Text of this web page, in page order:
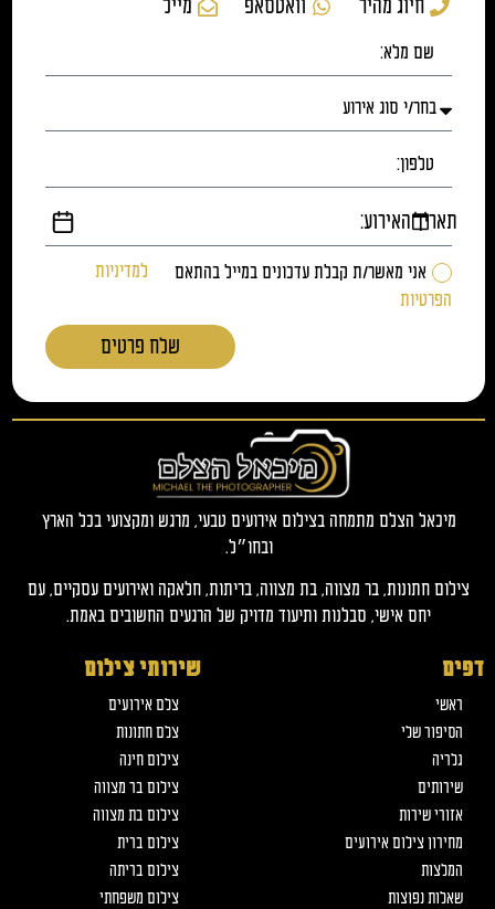
חיוג מהיר
וואטסאפ מייל
תאריך האירוע:
אני מאשר/ת קבלת עדכונים במייל בהתאם
למדיניות
הפרטיות
שלח פרטים
מיכאל הצלם מתמחה בצילום אירועים טבעי, מרגש ומקצועי בכל הארץ
ובחו״ל.
צילום חתונות, בר מצווה, בת מצווה, בריתות, חלאקה ואירועים עסקיים, עם
יחס אישי, סבלנות ותיעוד מדויק של הרגעים החשובים באמת.
דפים
ראשי
הסיפור שלי
גלריה
שירותים
אזורי שירות
מחירון צילום אירועים
המלצות
שאלות נפוצות
שירותי צילום
צלם אירועים
צלם חתונות
צילום חינה
צילום בר מצווה
צילום בת מצווה
צילום ברית
צילום בריתה
צילום משפחתי